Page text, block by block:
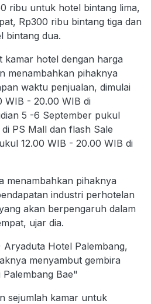
ribu untuk hotel bintang lima,
Rp300 ribu bintang tiga dan
bintang dua.
kamar hotel dengan harga
menambahkan pihaknya
waktu penjualan, dimulai
WIB - 20.00 WIB di
5 -6 September pukul
PS Mall dan flash Sale
12.00 WIB - 20.00 WIB di
menambahkan pihaknya
industri perhotelan
akan berpengaruh dalam
ujar dia.
Hotel Palembang,
menyambut gembira
Bae"
sejumlah kamar untuk